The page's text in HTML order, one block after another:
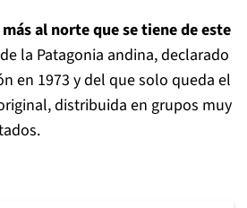
al norte que se tiene de este
de la Patagonia andina, declarado
en 1973 y del que solo queda el
distribuida en grupos muy